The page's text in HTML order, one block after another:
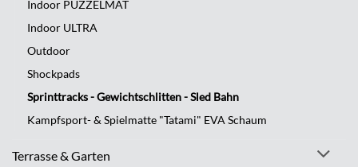
Indoor PUZZELMAT
Indoor ULTRA
Outdoor
Shockpads
Sprinttracks - Gewichtschlitten - Sled Bahn
Kampfsport- & Spielmatte "Tatami" EVA Schaum
Terrasse & Garten